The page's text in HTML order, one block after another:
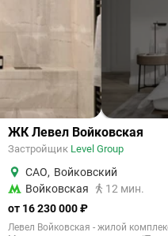
ЖК Левел Войковская
Застройщик Level Group
САО, Войковский
Войковская
12 мин.
от 16 230 000 ₽
Левел Войковская - жилой